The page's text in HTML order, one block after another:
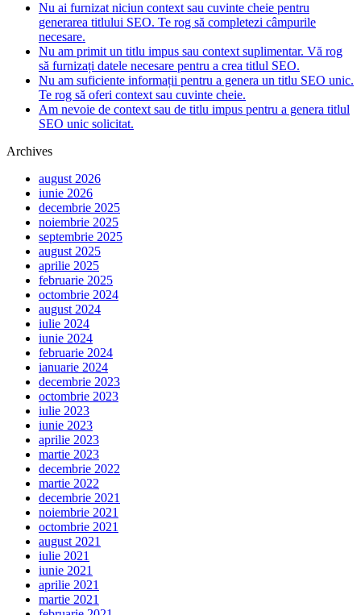
Nu ai furnizat niciun context sau cuvinte cheie pentru
generarea titlului SEO. Te rog să completezi câmpurile
necesare.
Nu am primit un titlu impus sau context suplimentar. Vă rog
să furnizați datele necesare pentru a crea titlul SEO.
Nu am suficiente informații pentru a genera un titlu SEO unic.
Te rog să oferi context sau cuvinte cheie.
Am nevoie de context sau de titlu impus pentru a genera titlul
SEO unic solicitat.
Archives
august 2026
iunie 2026
decembrie 2025
noiembrie 2025
septembrie 2025
august 2025
aprilie 2025
februarie 2025
octombrie 2024
august 2024
iulie 2024
iunie 2024
februarie 2024
ianuarie 2024
decembrie 2023
octombrie 2023
iulie 2023
iunie 2023
aprilie 2023
martie 2023
decembrie 2022
martie 2022
decembrie 2021
noiembrie 2021
octombrie 2021
august 2021
iulie 2021
iunie 2021
aprilie 2021
martie 2021